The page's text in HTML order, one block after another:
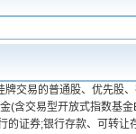
交易的普通股、优先股
(含交易型开放式指数基金
的证券;银行存款、可转让